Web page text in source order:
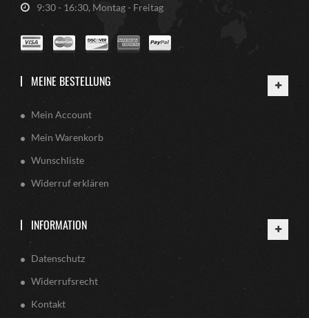
9:30 - 16:30, Montag - Freitag
MEINE BESTELLUNG
Mein Account
Mein Warenkorb
Wunschliste
Widerruf erklären
INFORMATION
Datenschutz
Widerrufsrecht
Kontakt